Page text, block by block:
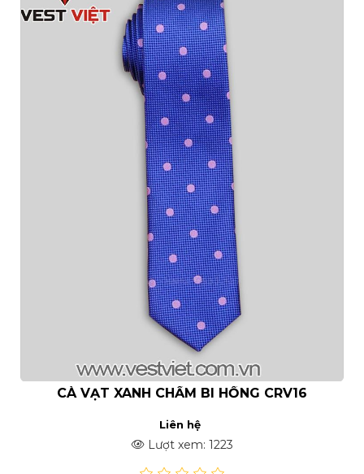
HIỆU VESTON MAY SẴN SỐ 1
VIỆT NAM
- Hotline: 093.862.0261 -
0925.777.337
- Giờ mở cửa:
- Địa Chỉ:151 NGÔ
QUYỀN. F6. QUẬN 10.
CÀ VẠT XANH CHẤM BI HỒNG CRV16
Liên hệ
Lượt xem: 1223